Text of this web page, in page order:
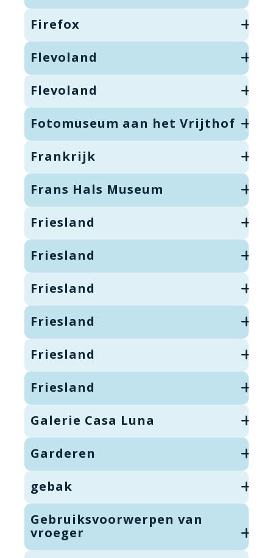
Firefox
Flevoland
Flevoland
Fotomuseum aan het Vrijthof
Frankrijk
Frans Hals Museum
Friesland
Friesland
Friesland
Friesland
Friesland
Friesland
Galerie Casa Luna
Garderen
gebak
Gebruiksvoorwerpen van
vroeger